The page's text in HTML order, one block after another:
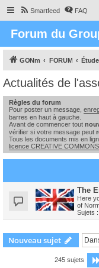
Smartfeed FAQ
Forum du
GONm FORUM
Actualités de
Règles du forum
Pour poster un message,
barres en haut à gauche.
Avant de commencer tout
vérifier si votre message peut
Tous les documents mis en
licence CREATIVE COMMONS
The
Here
of
Sujets :
Nouveau sujet
245 sujets